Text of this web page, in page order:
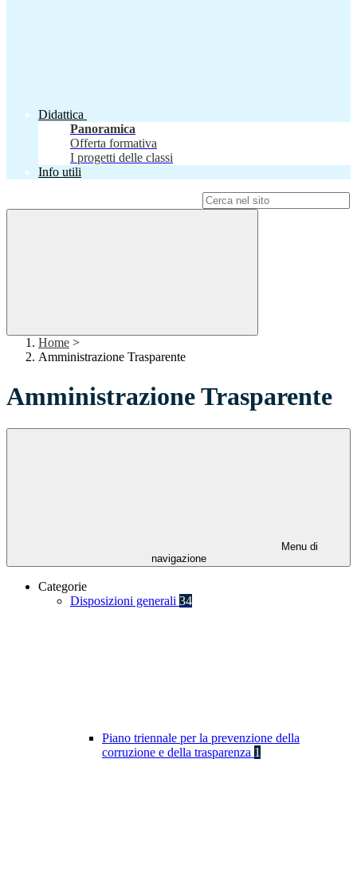
Didattica
Panoramica
Offerta formativa
I progetti delle classi
Info utili
Home >
Amministrazione Trasparente
Amministrazione Trasparente
Menu di
navigazione
Categorie
Disposizioni generali 34
Piano triennale per la prevenzione della
corruzione e della trasparenza 1